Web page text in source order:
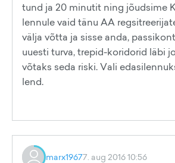
tund ja 20 minutit ning jõudsime
lennule vaid tänu AA
välja võtta ja sisse anda,
uuesti turva, trepid-koridorid läbi
võtaks seda riski. Vali
lend.
marx19677. aug 2016 10:56